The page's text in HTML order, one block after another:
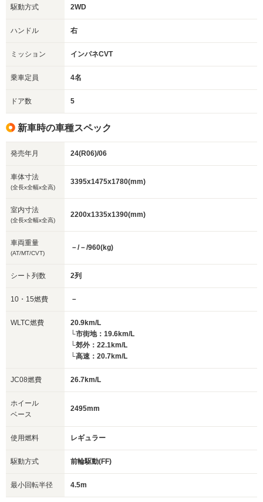
駆動方式 2WD
ハンドル 右
ミッション インパネCVT
乗車定員 4名
ドア数 5
新車時の車種スペック
発売年月 24(R06)/06
車体寸法
(全長x全幅x全高)
3395x1475x1780(mm)
室内寸法
(全長x全幅x全高)
2200x1335x1390(mm)
車両重量
(AT/MT/CVT)
－/－/960(kg)
シート列数 2列
10・15燃費 －
WLTC燃費
20.9km/L
└市街地：19.6km/L
└郊外：22.1km/L
└高速：20.7km/L
JC08燃費 26.7km/L
ホイール
ベース
2495mm
使用燃料 レギュラー
駆動方式 前輪駆動(FF)
最小回転半径 4.5m